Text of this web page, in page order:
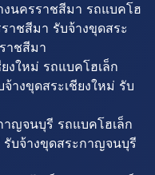
นครราชสีมา รถแบคโฮ
าชสีมา รับจ้างขุดสระ
าชสีมา
งใหม่ รถแบคโฮเล็ก
างขุดสระเชียงใหม่ รับ
ญจนบุรี รถแบคโฮเล็ก
บจ้างขุดสระกาญจนบุรี